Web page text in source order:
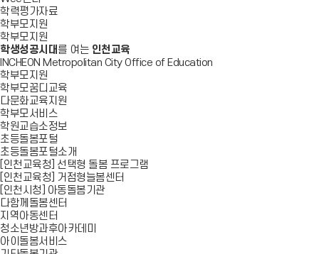
학력평가자료
학부모지원
학부모지원
학생성공시대 를 여는 인천교육
INCHEON Metropolitan City Office of Education
학부모지원
학부모꿈디교육
다문화교육지원
학부모서비스
학원교습소정보
초등돌봄포털
초등돌봄포털소개
[인천교육청] 선택형 돌봄 프로그램
[인천교육청] 거점형늘봄센터
[인천시청] 아동돌봄기관
다함께돌봄센터
지역아동센터
청소년방과후아카데미
아이돌봄서비스